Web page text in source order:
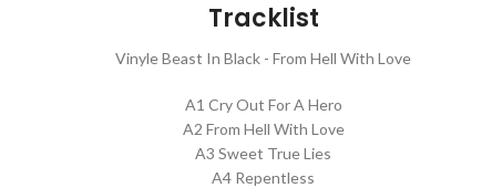
Tracklist
Vinyle Beast In Black - From Hell With Love
A1 Cry Out For A Hero
A2 From Hell With Love
A3 Sweet True Lies
A4 Repentless